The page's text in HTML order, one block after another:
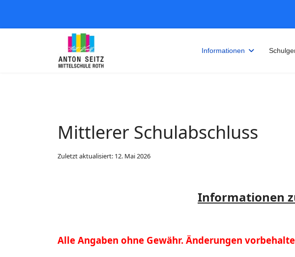
Informationen
Mittlerer Schulabschluss
Zuletzt aktualisiert: 12. Mai 2026
Informationen
Alle Angaben ohne Gewähr. Änderungen